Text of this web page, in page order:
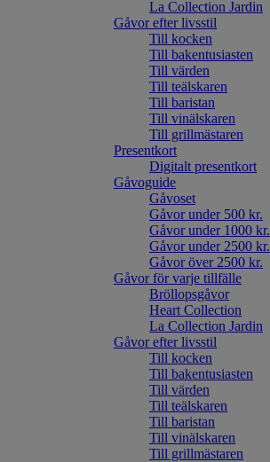
La Collection Jardin
Gåvor efter livsstil
Till kocken
Till bakentusiasten
Till värden
Till teälskaren
Till baristan
Till vinälskaren
Till grillmästaren
Presentkort
Digitalt presentkort
Gåvoguide
Gåvoset
Gåvor under 500 kr.
Gåvor under 1000 kr.
Gåvor under 2500 kr.
Gåvor över 2500 kr.
Gåvor för varje tillfälle
Bröllopsgåvor
Heart Collection
La Collection Jardin
Gåvor efter livsstil
Till kocken
Till bakentusiasten
Till värden
Till teälskaren
Till baristan
Till vinälskaren
Till grillmästaren